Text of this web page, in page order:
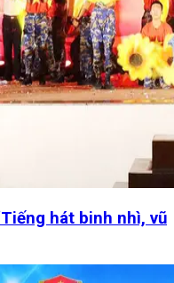
hát binh nhì, vũ